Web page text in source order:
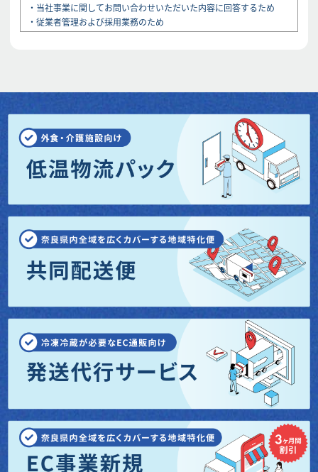
・当社事業に関してお問い合わせいただいた内容に回答するため
・従業者管理および採用業務のため
（４）個人情報の第三者提供について
取得した個人情報の取扱いの全部又は、一部を委託することはあり
（６）開示対象個人情報の開示等および問い合わせ窓口について
ご本人からの求めにより、当社が保有する開示対象個人情報の利用
目的の通知・開示・内容の訂正・追加または削除・利用の停止・消
去および第三者への提供の停止（「開示等」といいます。）に応じ
ます。
開示等に応ずる窓口は、お問合せいただきました当該部署になりま
す。
（７）本人が容易に認識できない方法による個人情報の取得
クッキーやウェブビーコン等を用いるなどして、本人が容易に認識
できない方法による個人情報の取得は行っておりません。
（８）個人情報の安全管理措置について
取得した個人情報については、漏洩、減失またはき損の防止と是
正、その他個人情報の安全管理のために必要かつ適切な措置を講じ
ます。
お問合せへの回答後、取得した個人情報は当社内において削除致し
ます。
（９）個人情報保護方針
当社ホームページの個人情報保護方針をご覧下さい。
（１０）当社の個人情報の取扱いに関する苦情、相談等の問合せ先
窓口の名称
個人情報苦情相談問合せ窓口
連絡先